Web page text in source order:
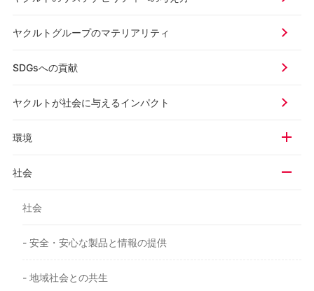
ヤクルトグループのマテリアリティ
SDGsへの貢献
ヤクルトが社会に与えるインパクト
環境
社会
社会
- 安全・安心な製品と情報の提供
- 地域社会との共生